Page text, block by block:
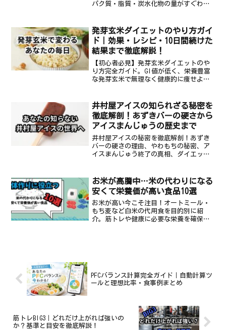
パク質・脂質・炭水化物の量がすぐわか
発芽玄米ダイエットのやり方ガイ
ド｜効果・レシピ・10日間続けた
結果まで徹底解説！
【初心者必見】発芽玄米ダイエットのや
り方完全ガイド。GI値が低く、栄養豊富
な発芽玄米で無理なく健康的に痩せよ
井村屋アイスの知られざる秘密を
徹底解剖！あずきバーの硬さから
アイスまんじゅうの歴史まで
井村屋アイスの秘密を徹底解剖！あずき
バーの硬さの理由、やわもちの秘密、ア
イスまんじゅう終了の真相、ダイエット
お米が高騰中…米の代わりになる
安くて栄養価が高い食品10選
お米が高い今こそ注目！オートミール・
もち麦など白米の代用食を目的別に紹
介。筋トレや健康に必要な栄養を確保し
PFCバランス計算完全ガイド｜自動計算ツ
ールと理想比率・食事例まとめ
筋トレBIG3｜どれだけ上がれば強いの
か？基準と目安を徹底解説！